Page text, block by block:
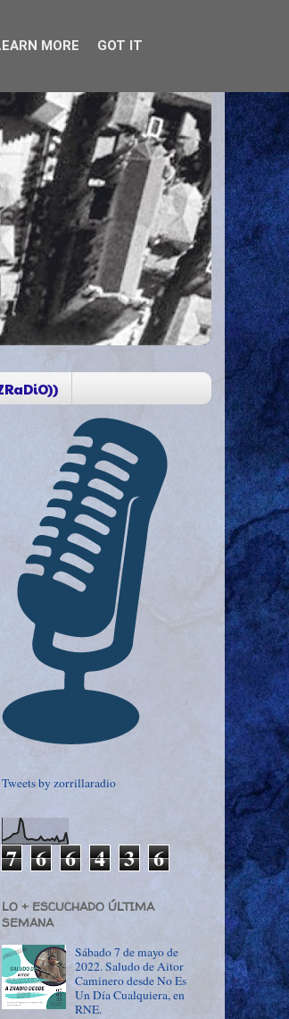
Tweets by zorrillaradio
7 6 6 4 3 6
LO + ESCUCHADO ÚLTIMA
SEMANA
Sábado 7 de mayo de
2022. Saludo de Aitor
Caminero desde No Es
Un Día Cualquiera, en
RNE.
MORE GOT IT